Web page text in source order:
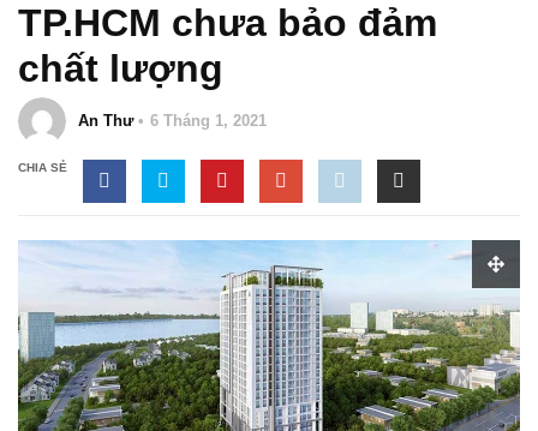
TP.HCM chưa bảo đảm
chất lượng
An Thư 6 Tháng 1, 2021
CHIA SẺ